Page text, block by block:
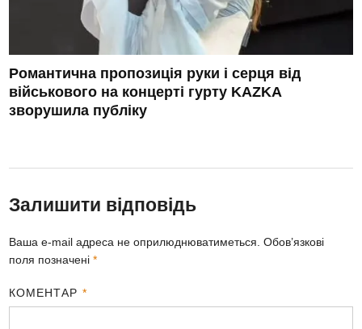
Романтична пропозиція руки і серця від
військового на концерті гурту KAZKA
зворушила публіку
Залишити відповідь
Ваша e-mail адреса не оприлюднюватиметься. Обов’язкові
поля позначені*
КОМЕНТАР *